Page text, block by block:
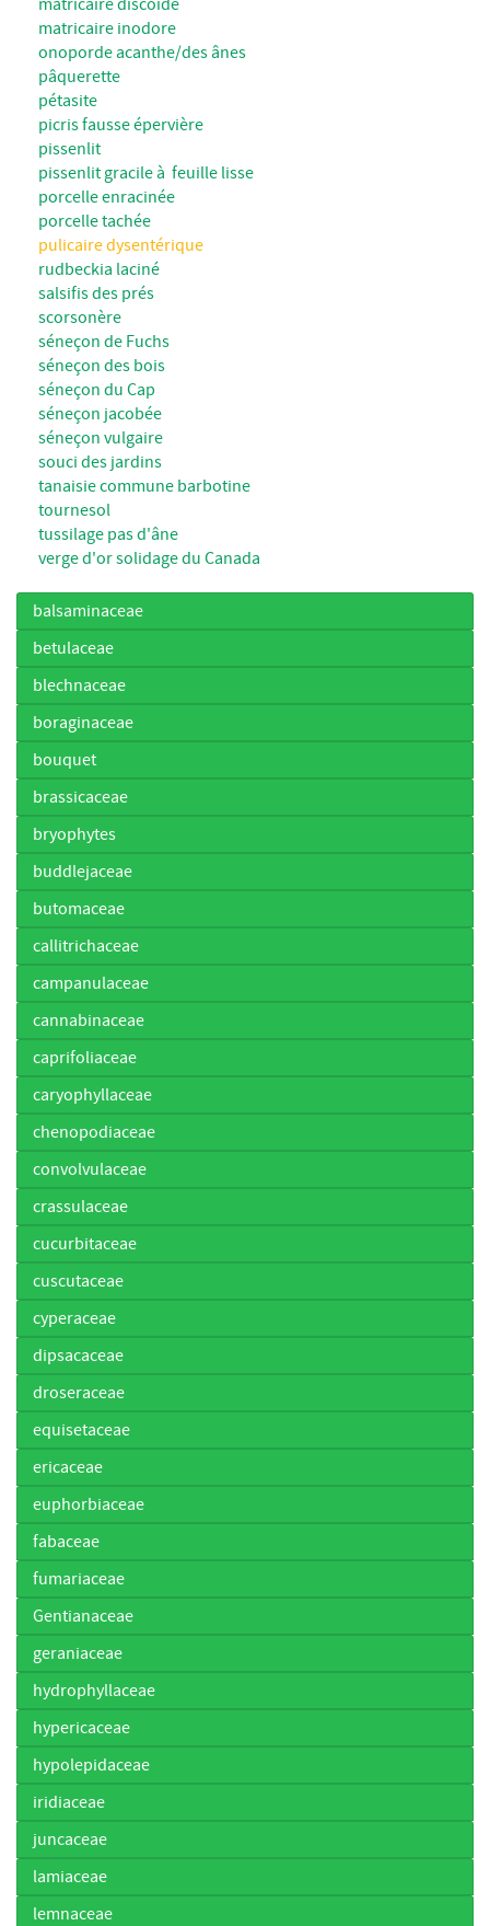
matricaire inodore
onoporde acanthe/des ânes
pâquerette
pétasite
picris fausse épervière
pissenlit
pissenlit gracile à feuille lisse
porcelle enracinée
porcelle tachée
pulicaire dysentérique
rudbeckia laciné
salsifis des prés
scorsonère
séneçon de Fuchs
séneçon des bois
séneçon du Cap
séneçon jacobée
séneçon vulgaire
souci des jardins
tanaisie commune barbotine
tournesol
tussilage pas d'âne
verge d'or solidage du Canada
balsaminaceae
betulaceae
blechnaceae
boraginaceae
bouquet
brassicaceae
bryophytes
buddlejaceae
butomaceae
callitrichaceae
campanulaceae
cannabinaceae
caprifoliaceae
caryophyllaceae
chenopodiaceae
convolvulaceae
crassulaceae
cucurbitaceae
cuscutaceae
cyperaceae
dipsacaceae
droseraceae
equisetaceae
ericaceae
euphorbiaceae
fabaceae
fumariaceae
Gentianaceae
geraniaceae
hydrophyllaceae
hypericaceae
hypolepidaceae
iridiaceae
juncaceae
lamiaceae
lemnaceae